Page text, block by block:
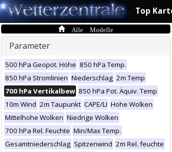
Top
Alle Modelle
Parameter
500 hPa Geopot. Höhe 850 hPa Temp.
850 hPa Stromlinien Niederschlag 2m Temp
700 hPa Vertikalbew 850 hPa Pot. Äquiv. Temp
10m Wind 2m Taupunkt CAPE/LI Hohe Wolken
Mittelhohe Wolken Niedrige Wolken
700 hPa Rel. Feuchte Min/Max Temp.
Gesamtniederschlag Spitzenwind 2m Rel. feuchte